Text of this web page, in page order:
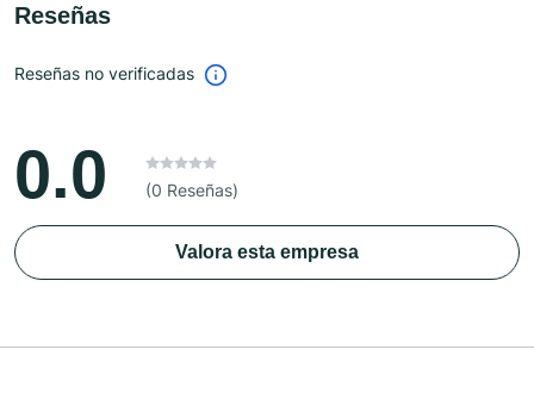
Reseñas
Reseñas no verificadas
0.0 (0 Reseñas)
Valora esta empresa